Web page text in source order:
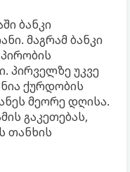
ბანკი
მაგრამ ბანკი
პირველზე უკვე
ქურდობის
მეორე დღისა.
გაკეთებას,
თანხის